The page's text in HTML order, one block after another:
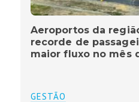
Aeroportos da
recorde de
maior fluxo no mês
GESTÃO